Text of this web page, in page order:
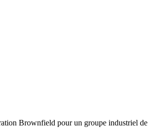
Brownfield pour un groupe industriel de